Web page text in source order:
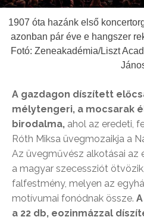
1907 óta hazánk első
azonban pár éve e hangszer
Fotó: Zeneakadémia/Liszt
A gazdagon díszített
mélytengeri, a mocsarak
birodalma, ahol az eredeti,
Róth Miksa üvegmozaikja a
Az üvegművész alkotásai az
a magyar szecessziót
falfestmény, melyen az
motívumai fonódnak össze.
a 22 db, eozinmázzal